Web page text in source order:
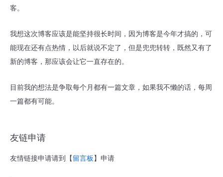
客。
我想这次博客应该是能坚持很长时间，因为博客是今年才搞的，可
能现在还有点热情，以后就说不定了，但是兜兜转转，既然又有了
新的博客，那应该会让它一直存在的。
目前我的想法是争取每个月都有一篇文章，如果我不懒的话，每周
一篇都有可能。
友链申请
友情链接申请请到【留言板 】申请